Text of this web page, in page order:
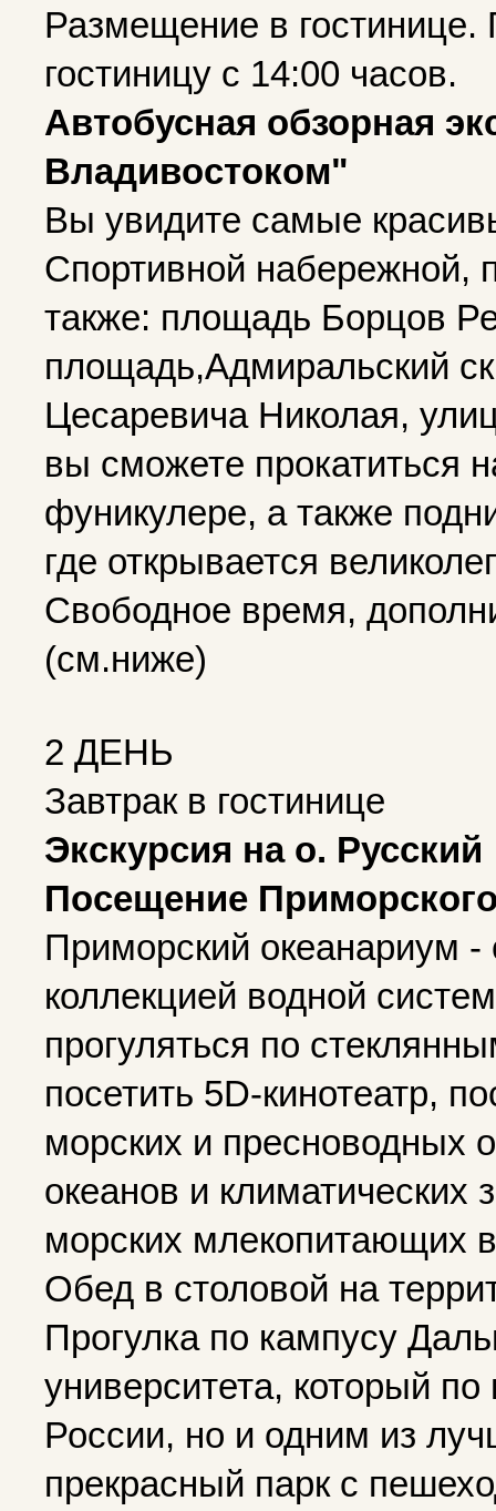
Размещение в гостинице.
гостиницу с 14:00 часов.
Автобусная обзорная
Владивостоком"
Вы увидите самые
Спортивной набережной,
также: площадь Борцов
площадь,Адмиральский
Цесаревича Николая,
вы сможете прокатиться
фуникулере, а также
где открывается
Свободное время,
(см.ниже)
2 ДЕНЬ
Завтрак в гостинице
Экскурсия на о. Русский
Посещение
Приморский океанариум
коллекцией водной
прогуляться по
посетить 5D-кинотеатр,
морских и пресноводных
океанов и климатических
морских млекопитающих
Обед в столовой на
Прогулка по кампусу
университета, который
России, но и одним из
прекрасный парк с